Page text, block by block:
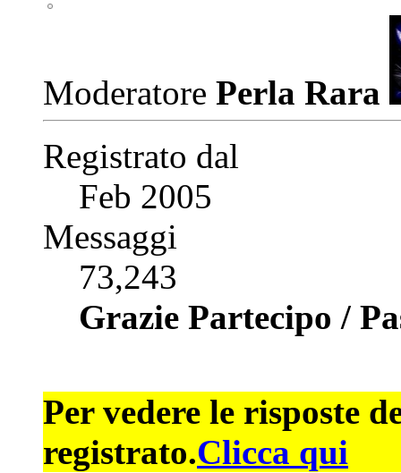
Moderatore Perla Rara
Registrato dal
Feb 2005
Messaggi
73,243
Grazie Partecipo /
Per vedere le risposte
registrato.Clicca qui